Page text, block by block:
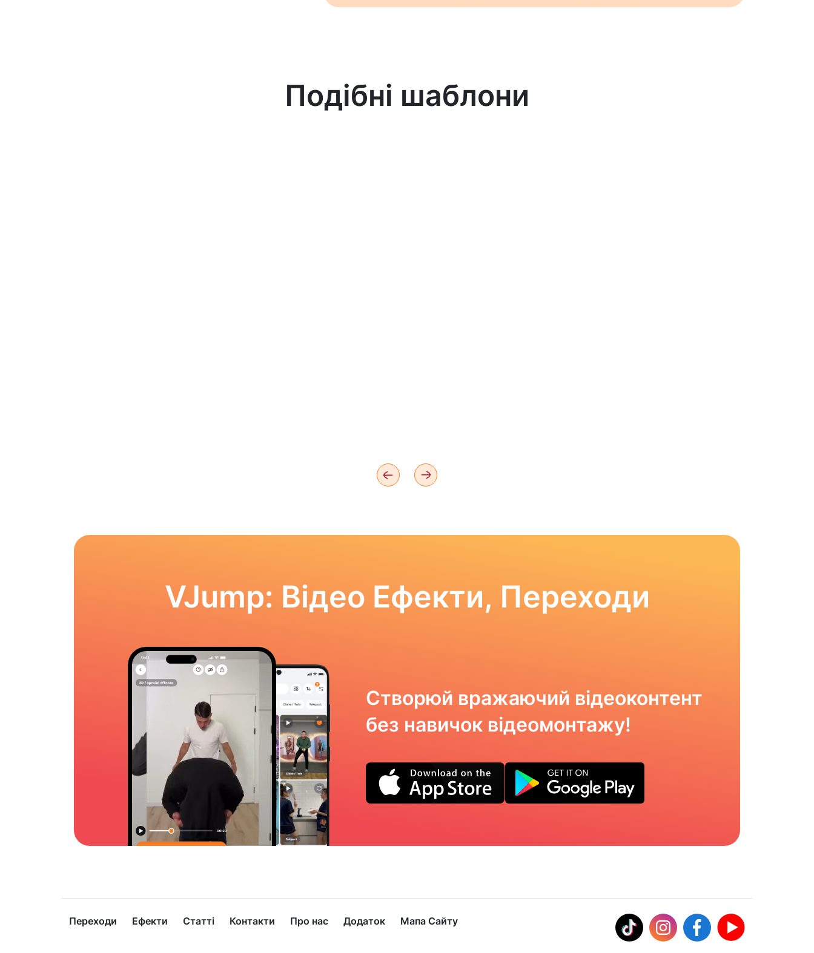
Подібні шаблони
VJump: Відео Ефекти, Переходи
Створюй вражаючий відеоконтент
без навичок відеомонтажу!
Переходи Ефекти Статті Контакти Про нас Додаток Мапа Сайту